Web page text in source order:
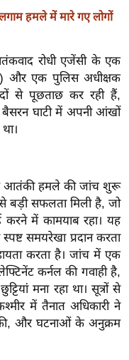
हमले में मारे गए लोगों
रोधी एजेंसी के एक
और एक पुलिस अधीक्षक
से पूछताछ कर रही हैं,
बैसरन घाटी में अपनी आंखों
आतंकी हमले की जांच शुरू
बड़ी सफलता मिली है, जो
करने में कामयाब रहा। यह
समयरेखा प्रदान करता
करता है। जांच में एक
कर्नल की गवाही है,
मना रहा था। सूत्रों से
में तैनात अधिकारी ने
की, और घटनाओं के अनुक्रम